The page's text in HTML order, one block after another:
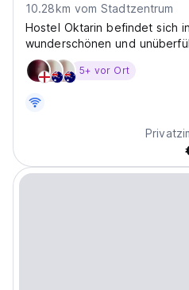
10.28km vom Stadtzentrum
Hostel Oktarin befindet sich
wunderschönen und
bei der Ankunft nur bar.
5+ vor Ort